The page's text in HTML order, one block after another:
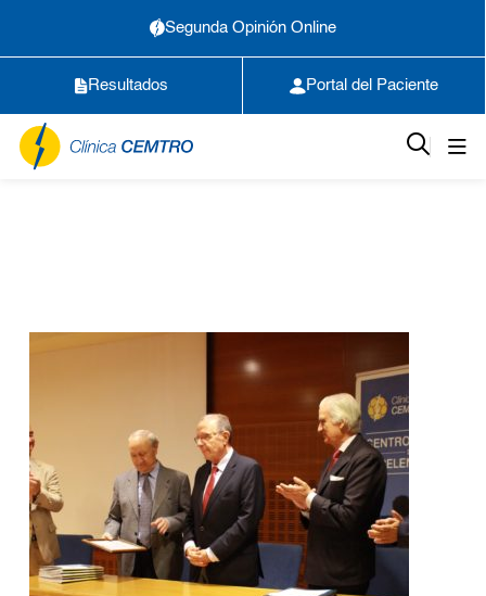
Segunda Opinión Online
Resultados Portal del Paciente